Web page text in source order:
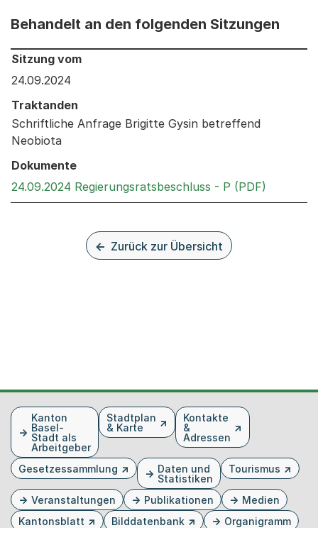
Behandelt an den folgenden Sitzungen
Behandelt an den folgenden Sitzungen: Informationen
Sitzung vom
24.09.2024
Traktanden
Schriftliche Anfrage Brigitte Gysin betreffend
Neobiota
Dokumente
24.09.2024 Regierungsratsbeschluss - P (PDF)
Zurück zur Übersicht
FusszeileKanton
Basel-
Stadt als
Arbeitgeber
Stadtplan
& Karte
Kontakte
&
Adressen
Gesetzessammlung
Daten und
Statistiken
Tourismus
Veranstaltungen Publikationen
Medien
Kantonsblatt
Bilddatenbank Organigramm